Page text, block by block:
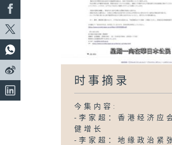
时事摘录
今集内容:
-李家超：香港经济应
健增长
-李家超：地缘政治紧